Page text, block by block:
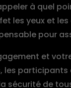
à quel
les yeux et
pour
et
les
sécurité de